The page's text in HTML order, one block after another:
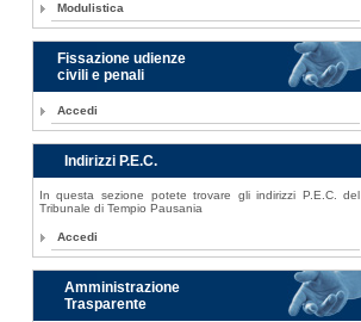
Modulistica
Fissazione udienze
civili e penali
Accedi
Indirizzi P.E.C.
In questa sezione potete trovare gli indirizzi P.E.C. del
Tribunale di Tempio Pausania
Accedi
Amministrazione
Trasparente